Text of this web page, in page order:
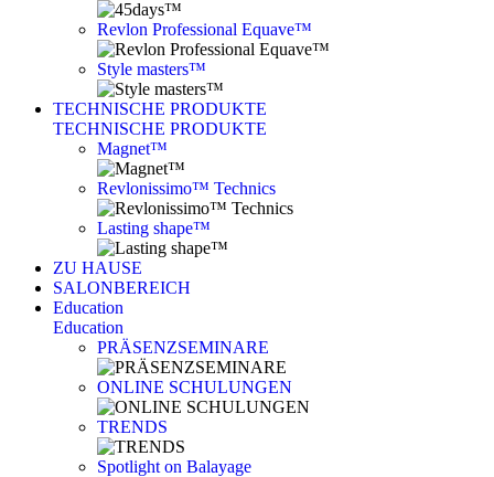
Revlon Professional Equave™
Style masters™
TECHNISCHE PRODUKTE
TECHNISCHE PRODUKTE
Magnet™
Revlonissimo™ Technics
Lasting shape™
ZU HAUSE
SALONBEREICH
Education
Education
PRÄSENZSEMINARE
ONLINE SCHULUNGEN
TRENDS
Spotlight on Balayage